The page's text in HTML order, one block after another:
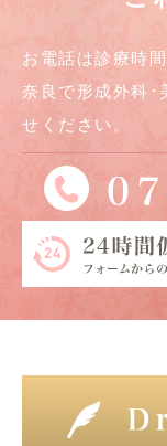
お電話は診療時
奈良で形成外科･
せください。